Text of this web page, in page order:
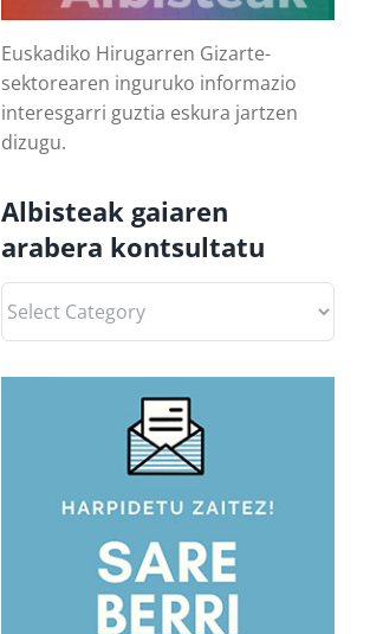
Euskadiko Hirugarren Gizarte-
sektorearen inguruko informazio
interesgarri guztia eskura jartzen
dizugu.
Albisteak gaiaren
arabera kontsultatu
gaiaren
kontsultatu